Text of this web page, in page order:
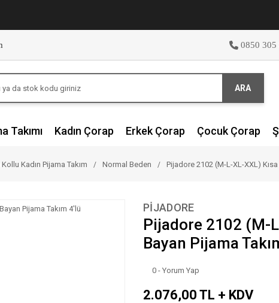
0850 305
ARA
Takımı Kadın Çorap Erkek Çorap Çocuk Çorap
Kollu Kadın Pijama Takım Normal Beden Pijadore 2102 (M-L-XL-XXL)
PİJADORE
Pijadore 2102 (M-
Bayan Pijama
0 - Yorum Yap
2.076,00 TL + KDV